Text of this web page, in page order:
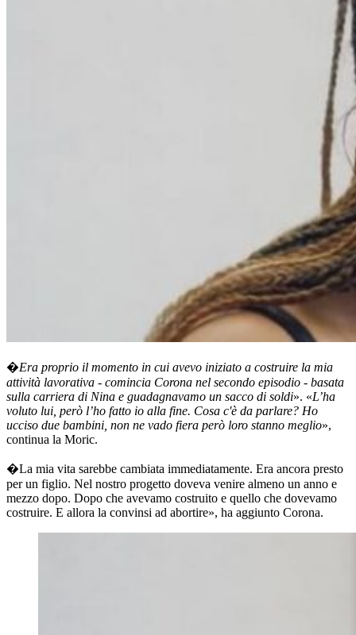
�Era proprio il momento in cui avevo iniziato a costruire la mia
attività lavorativa - comincia Corona nel secondo episodio - basata
sulla carriera di Nina e guadagnavamo un sacco di soldi». «L’ha
voluto lui, però l’ho fatto io alla fine. Cosa c'è da parlare? Ho
ucciso due bambini, non ne vado fiera però loro stanno meglio»,
continua la Moric.
�La mia vita sarebbe cambiata immediatamente. Era ancora presto
per un figlio. Nel nostro progetto doveva venire almeno un anno e
mezzo dopo. Dopo che avevamo costruito e quello che dovevamo
costruire. E allora la convinsi ad abortire», ha aggiunto Corona.